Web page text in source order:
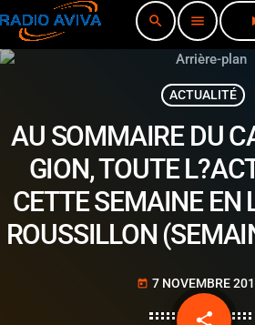
search menu
ACTUALITÉ
AU SOMMAIRE DU
GION, TOUTE
CETTE SEMAINE EN
ROUSSILLON
today 7 NOVEMBRE
share
email